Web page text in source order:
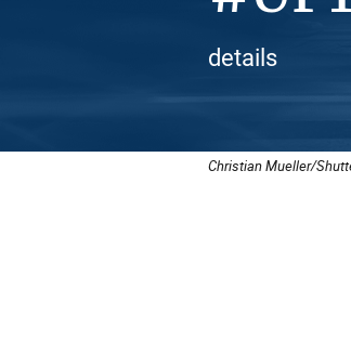
details
Christian Mueller/